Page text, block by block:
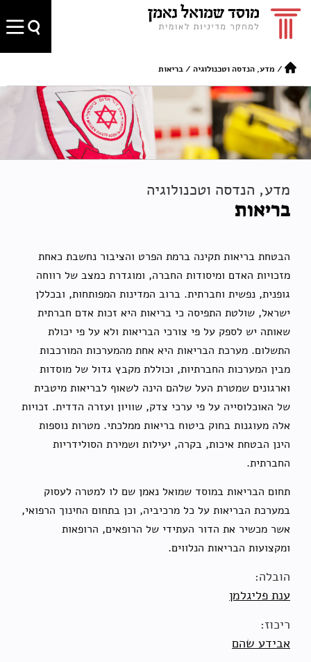
/ מדע, הנדסה וטכנולוגיה /בריאות
מדע, הנדסה וטכנולוגיה
בריאות
הבטחת בריאות תקינה ברמת הפרט והציבור נחשבת כאחת
מזכויות האדם ומיסודות החברה, ומוגדרת כמצב של רווחה
גופנית, נפשית וחברתית. ברוב המדינות המפותחות, ובכללן
ישראל, שולטת התפיסה כי בריאות היא זכות אדם חברתית
שאותה יש לספק על פי צורכי הבריאות ולא על פי יכולת
התשלום. מערכת הבריאות היא אחת מהמערכות המורכבות
מבין המערכות החברתיות, וכוללת מקבץ גדול של מוסדות
וארגונים שמטרת העל שלהם הינה לשאוף לבריאות מיטבית
של האוכלוסייה על פי ערכי צדק, שוויון ועזרה הדדית. זכויות
אלה מעוגנות בחוק ביטוח בריאות ממלכתי. מטרות נוספות
הינן הבטחת איכות, בקרה, יעילות ושמירת הסולידריות
החברתית.
תחום הבריאות במוסד שמואל נאמן שם לו למטרה לעסוק
במערכת הבריאות על כל מרכיביה, וכן בתחום החינוך הרפואי,
אשר מכשיר את הדור העתידי של הרופאים, הרופאות
ומקצועות הבריאות הנלווים.
הובלה:
ענת פליגלמן
ריכוז:
אבידע שהם